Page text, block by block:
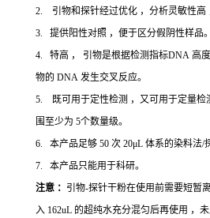
2. 引物和探针经过优化 ，分析灵敏性高
3. 提供阳性对照 ，便于区分假阴性样品。
4. 特高 ， 引物是根据检测指标DNA 高
物的 DNA 发生交叉反应。
5. 既可用于定性检测 ，又可用于定量检
围至少为 5个数量级。
6. 本产品足够 50 次 20μL 体系的染料法/
7. 本产品只能用于科研。
注意 ： 引物-探针干粉在使用前需要短暂
入 162uL 的超纯水充分混匀后再使用 ，